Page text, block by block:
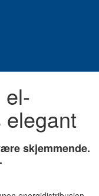
el-
elegant
skjemmende.